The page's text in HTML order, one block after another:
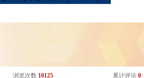
浏览次数 10125 累计评论 0